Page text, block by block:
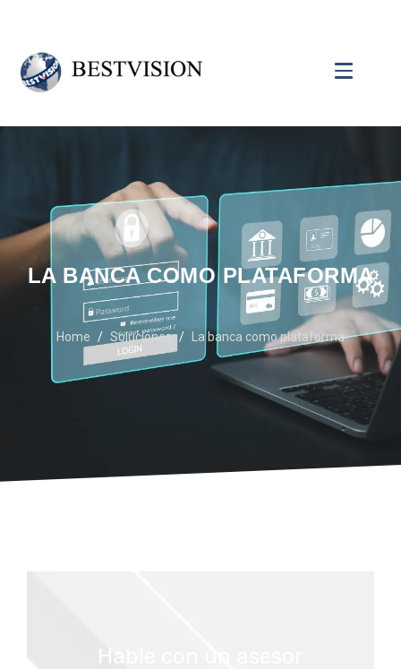
LA BANCA COMO PLATAFORMA
Home Soluciones La banca como plataforma